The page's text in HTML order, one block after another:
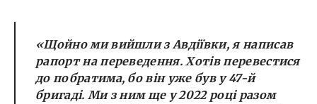
«Щойно ми вийшли з Авдіївки, я написав
рапорт на переведення. Хотів перевестися
до побратима, бо він уже був у 47-й
бригаді. Ми з ним ще у 2022 році разом